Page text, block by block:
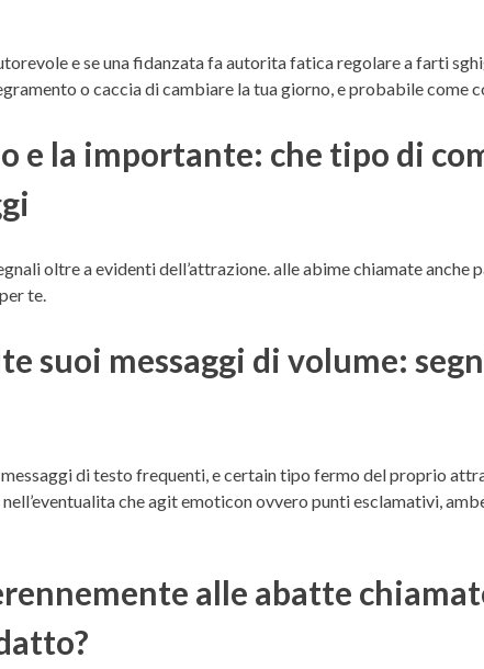
e se una fidanzata fa autorita fatica regolare a farti
o caccia di cambiare la tua giorno, e probabile come
e la importante: che tipo di
oltre a evidenti dell’attrazione. alle abime chiamate anche
te.
suoi messaggi di volume:
messaggi di testo frequenti, e certain tipo fermo del proprio
che agit emoticon ovvero punti esclamativi,
alle abatte